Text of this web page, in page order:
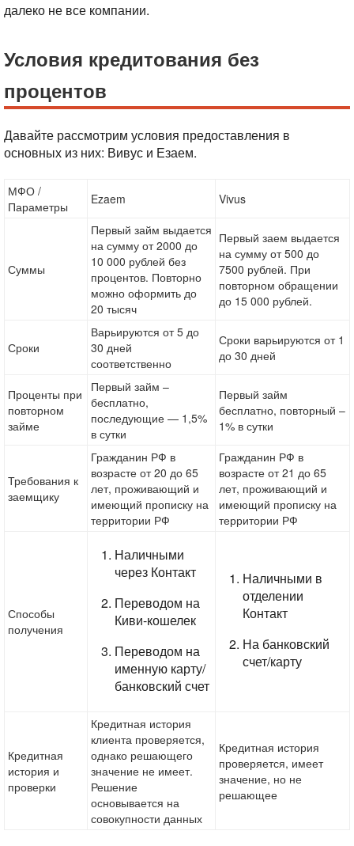
далеко не все компании.
Условия кредитования без
процентов
Давайте рассмотрим условия предоставления в
основных из них: Вивус и Езаем.
МФО /
Параметры
Ezaem Vivus
Суммы
Первый займ выдается
на сумму от 2000 до
10 000 рублей без
процентов. Повторно
можно оформить до
20 тысяч
Первый заем выдается
на сумму от 500 до
7500 рублей. При
повторном обращении
до 15 000 рублей.
Сроки
Варьируются от 5 до
30 дней
соответственно
Сроки варьируются от 1
до 30 дней
Проценты при
повторном
займе
Первый займ –
бесплатно,
последующие — 1,5%
в сутки
Первый займ
бесплатно, повторный –
1% в сутки
Требования к
заемщику
Гражданин РФ в
возрасте от 20 до 65
лет, проживающий и
имеющий прописку на
территории РФ
Гражданин РФ в
возрасте от 21 до 65
лет, проживающий и
имеющий прописку на
территории РФ
Способы
получения
Наличными
через Контакт
Переводом на
Киви-кошелек
Переводом на
именную карту/
банковский счет
Наличными в
отделении
Контакт
На банковский
счет/карту
Кредитная
история и
проверки
Кредитная история
клиента проверяется,
однако решающего
значение не имеет.
Решение
основывается на
совокупности данных
Кредитная история
проверяется, имеет
значение, но не
решающее